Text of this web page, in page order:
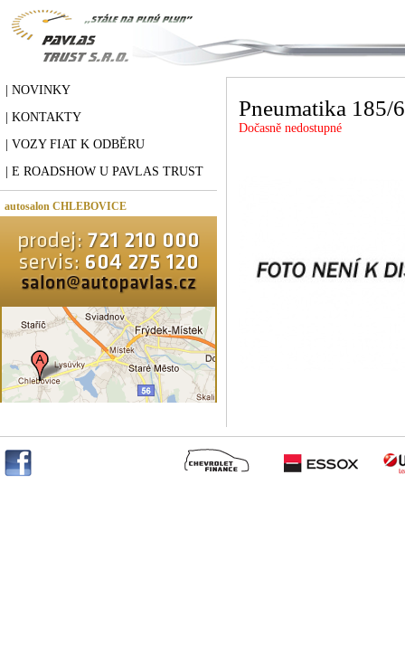
| NOVINKY
| KONTAKTY
| VOZY FIAT K ODBĚRU
| E ROADSHOW U PAVLAS TRUST
autosalon CHLEBOVICE
Pneumatika 185/
Dočasně nedostupné